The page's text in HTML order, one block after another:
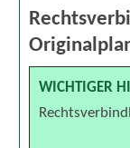
WICHTIGER